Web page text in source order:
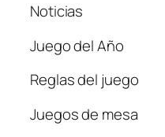
Noticias
Juego del Año
Reglas del juego
Juegos de mesa